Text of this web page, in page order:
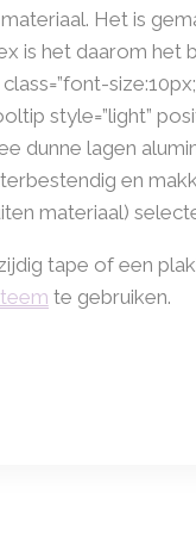
Het is
is het daarom het
style=”light”
dunne lagen
en
materiaal)
tape of een
te gebruiken.